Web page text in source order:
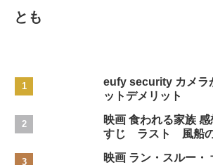
とも
eufy security カメラ
ットデメリット
映画 食われる家族
すじ ラスト 風船
映画 ラン・スルー・